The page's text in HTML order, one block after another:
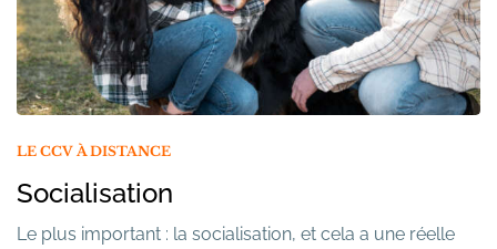
Socialisation
LE CCV À DISTANCE
Le plus important : la socialisation, et cela a une réelle